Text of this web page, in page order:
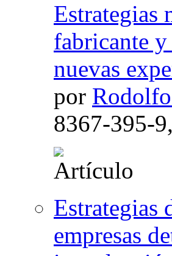
Estrategias
fabricante
nuevas
por
8367-395-9,
Estrategias
empresas